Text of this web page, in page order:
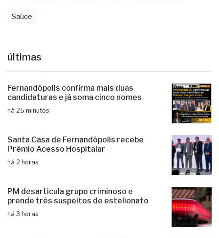
Saúde
últimas
Fernandópolis confirma mais duas
candidaturas e já soma cinco nomes
há 25 minutos
Santa Casa de Fernandópolis recebe
Prêmio Acesso Hospitalar
há 2 horas
PM desarticula grupo criminoso e
prende três suspeitos de estelionato
há 3 horas